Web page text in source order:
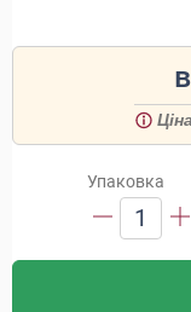
Упаковка
1